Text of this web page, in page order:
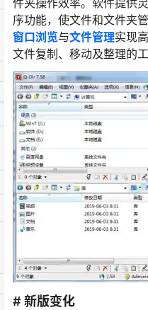
件夹操作效率。软件提供
序功能，使文件和文件夹
窗口浏览与文件管理实现
文件复制、移动及整理的
# 新版变化